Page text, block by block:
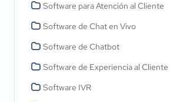
Software para Atención al Cliente
Software de Chat en Vivo
Software de Chatbot
Software de Experiencia al Cliente
Software IVR